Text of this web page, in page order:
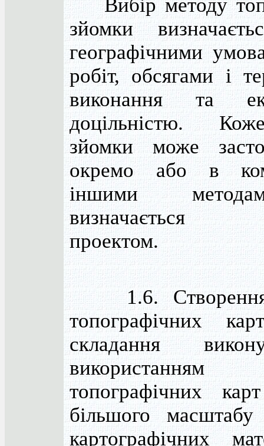
Вибір методу
зйомки
географічними
робіт, обсягами і
виконання та
доцільністю.
зйомки може
окремо або в
іншими
визначається
проектом.
1.6. Створення
топографічних
складання
використанням
топографічних
більшого
картографічних